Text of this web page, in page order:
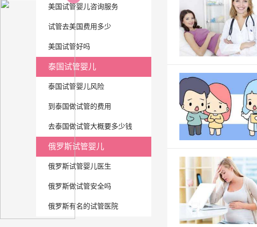
美国试管婴儿咨询服务
试管去美国费用多少
美国试管好吗
泰国试管婴儿
泰国试管婴儿风险
到泰国做试管的费用
去泰国做试管大概要多少钱
俄罗斯试管婴儿
俄罗斯试管婴儿医生
俄罗斯做试管安全吗
俄罗斯有名的试管医院